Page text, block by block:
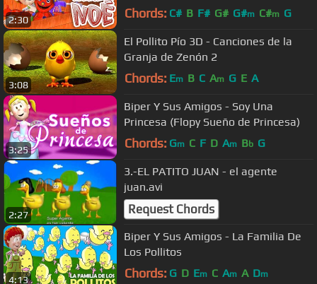
2:30 Chords: C# B F# G# G#m C#m G
3:08
El Pollito Pío 3D - Canciones de la
Granja de Zenón 2
Chords: Em B C Am G E A
3:25
Biper Y Sus Amigos - Soy Una
Princesa (Flopy Sueño de Princesa)
Chords: Gm C F D Am Bb G
2:27
3.-EL PATITO JUAN - el agente
juan.avi
Request Chords
4:13
Biper Y Sus Amigos - La Familia De
Los Pollitos
Chords: G D Em C Am A Dm